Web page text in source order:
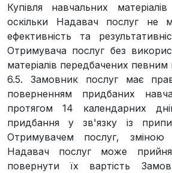
Купівля навчальних
оскільки Надавач послуг не
ефективність та
Отримувача послуг без
матеріалів передбачених певним
6.5. Замовник послуг має
поверненням придбаних
протягом 14 календарних
придбання у зв'язку із
Отримувачем послуг,
Надавач послуг може
повернути їх вартість